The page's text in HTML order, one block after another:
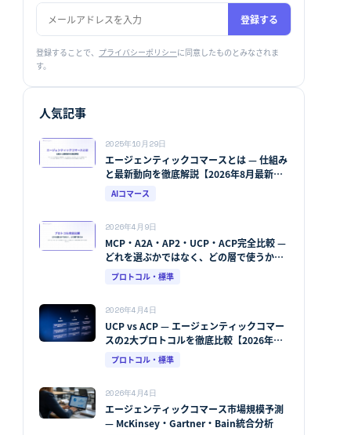
登録する
登録することで、 プライバシーポリシーに同意したものとみなされま
す。
人気記事
2025年10月29日
エージェンティックコマースとは — 仕組み
と最新動向を徹底解説【2026年8月最新
版】
AIコマース
2026年4月9日
MCP・A2A・AP2・UCP・ACP完全比較 —
どれを選ぶかではなく、どの層で使うか
【2026年8月最新版】
プロトコル・標準
2026年4月4日
UCP vs ACP — エージェンティックコマー
スの2大プロトコルを徹底比較【2026年
版】
プロトコル・標準
2026年4月4日
エージェンティックコマース市場規模予測
— McKinsey・Gartner・Bain統合分析